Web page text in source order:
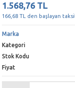
1.568,76 TL
166,68 TL den başlayan
Marka
Kategori
Stok Kodu
Fiyat